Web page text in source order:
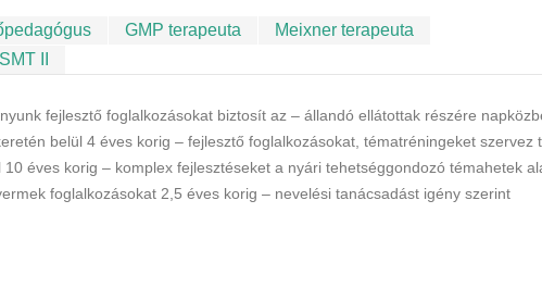
GMP terapeuta
Meixner terapeuta
II
fejlesztő foglalkozásokat biztosít az – állandó ellátottak részére
belül 4 éves korig – fejlesztő foglalkozásokat, tématréningeket szervez
10 éves korig – komplex fejlesztéseket a nyári tehetséggondozó témahetek
foglalkozásokat 2,5 éves korig – nevelési tanácsadást igény szerint